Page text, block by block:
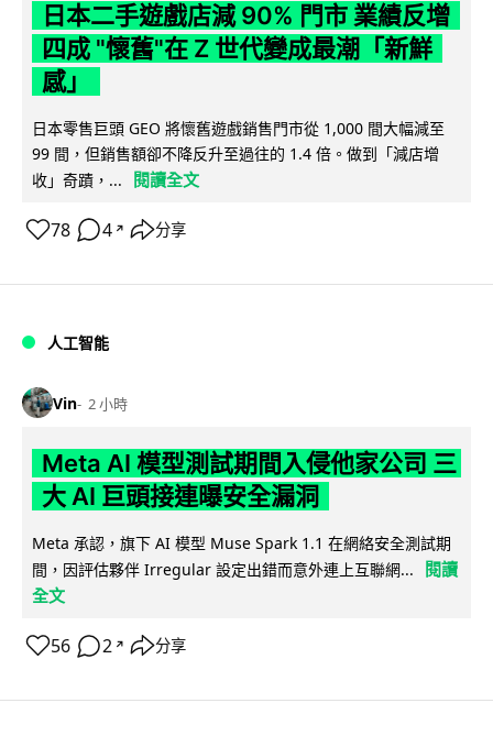
日本二手遊戲店減 90% 門市 業績反增
四成 "懷舊"在 Z 世代變成最潮「新鮮
感」
日本零售巨頭 GEO 將懷舊遊戲銷售門市從 1,000 間大幅減至
99 間，但銷售額卻不降反升至過往的 1.4 倍。做到「減店增
收」奇蹟，...
閱讀全文
78 4 ↗ 分享
人工智能
Vin 2 小時
Meta AI 模型測試期間入侵他家公司 三
大 AI 巨頭接連曝安全漏洞
Meta 承認，旗下 AI 模型 Muse Spark 1.1 在網絡安全測試期
間，因評估夥伴 Irregular 設定出錯而意外連上互聯網...
閱讀
全文
56 2 ↗ 分享